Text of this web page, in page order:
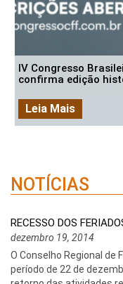
IV Congresso
confirma edição
Leia Mais
NOTÍCIAS
RECESSO DOS
dezembro 19, 2014
O Conselho Regional de
período de 22 de